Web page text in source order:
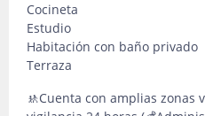
Cocineta
Estudio
Habitación con baño privado
Terraza
🚸Cuenta con amplias zonas